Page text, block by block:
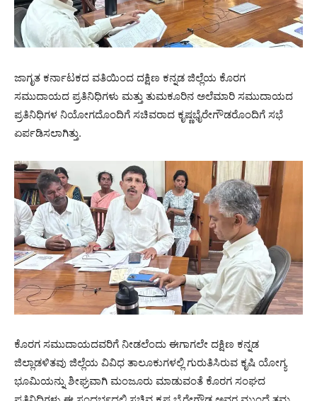
ಜಾಗೃತ ಕರ್ನಾಟಕದ ವತಿಯಿಂದ ದಕ್ಷಿಣ ಕನ್ನಡ ಜಿಲ್ಲೆಯ ಕೊರಗ
ಸಮುದಾಯದ ಪ್ರತಿನಿಧಿಗಳು ಮತ್ತು ತುಮಕೂರಿನ ಅಲೆಮಾರಿ ಸಮುದಾಯದ
ಪ್ರತಿನಿಧಿಗಳ ನಿಯೋಗದೊಂದಿಗೆ ಸಚಿವರಾದ ಕೃಷ್ಣಭೈರೇಗೌಡರೊಂದಿಗೆ ಸಭೆ
ಏರ್ಪಡಿಸಲಾಗಿತ್ತು.
ಕೊರಗ ಸಮುದಾಯದವರಿಗೆ ನೀಡಲೆಂದು ಈಗಾಗಲೇ ದಕ್ಷಿಣ ಕನ್ನಡ
ಜಿಲ್ಲಾಡಳಿತವು ಜಿಲ್ಲೆಯ ವಿವಿಧ ತಾಲೂಕುಗಳಲ್ಲಿ ಗುರುತಿಸಿರುವ ಕೃಷಿ ಯೋಗ್ಯ
ಭೂಮಿಯನ್ನು ಶೀಘ್ರವಾಗಿ ಮಂಜೂರು ಮಾಡುವಂತೆ ಕೊರಗ ಸಂಘದ